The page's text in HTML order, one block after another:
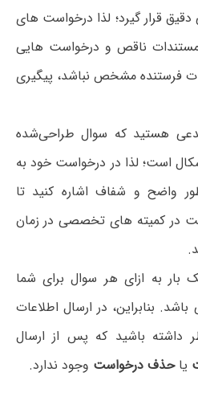
قرار گیرد؛ لذا درخواست های
ناقص و درخواست هایی
فرستنده مشخص نباشد، پیگیری
هستید که سوال طراحی‌شده
است؛ لذا در درخواست خود به
واضح و شفاف اشاره کنید تا
در کمیته های تخصصی در زمان
بار به ازای هر سوال برای شما
بنابراین، در ارسال اطلاعات
داشته باشید که پس از ارسال
یاحذف درخواست وجود ندارد.